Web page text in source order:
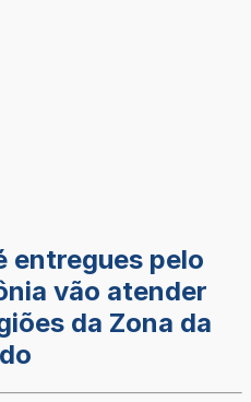
entregues pelo
vão atender
da Zona da